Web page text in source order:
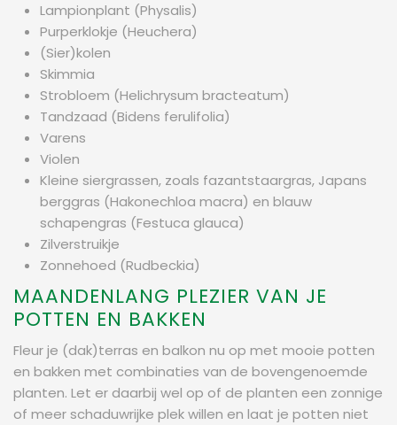
Lampionplant (Physalis)
Purperklokje (Heuchera)
(Sier)kolen
Skimmia
Strobloem (Helichrysum bracteatum)
Tandzaad (Bidens ferulifolia)
Varens
Violen
Kleine siergrassen, zoals fazantstaargras, Japans
berggras (Hakonechloa macra) en blauw
schapengras (Festuca glauca)
Zilverstruikje
Zonnehoed (Rudbeckia)
MAANDENLANG PLEZIER VAN JE
POTTEN EN BAKKEN
Fleur je (dak)terras en balkon nu op met mooie potten
en bakken met combinaties van de bovengenoemde
planten. Let er daarbij wel op of de planten een zonnige
of meer schaduwrijke plek willen en laat je potten niet